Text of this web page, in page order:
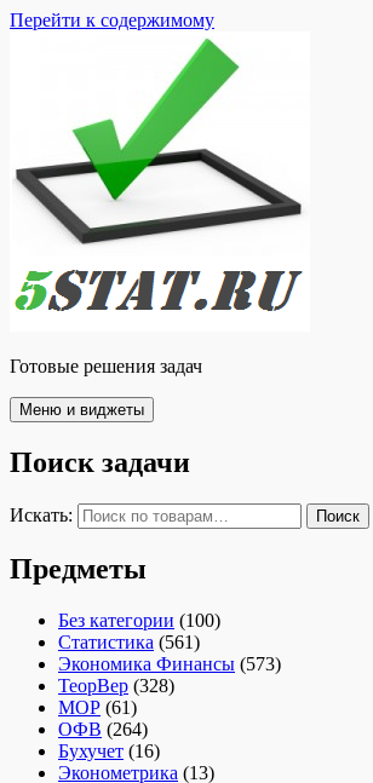
Перейти к содержимому
Готовые решения задач
Меню и виджеты
Поиск задачи
Искать: Поиск
Предметы
Без категории (100)
Статистика (561)
Экономика Финансы (573)
ТеорВер (328)
МОР (61)
ОФВ (264)
Бухучет (16)
Эконометрика (13)